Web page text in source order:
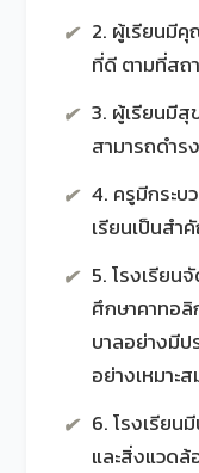
✔ 2. ผู้เรียนมี
ที่ดี ตามที่สถ
✔ 3. ผู้เรียนมี
สามารถดำ
✔ 4. ครูมีกระบ
เรียนเป็นสำ
✔ 5. โรงเรีย
ศึกษาคาทอ
บาลอย่างมี
อย่างเหมาะ
✔ 6. โรงเรียน
และสิ่งแวด